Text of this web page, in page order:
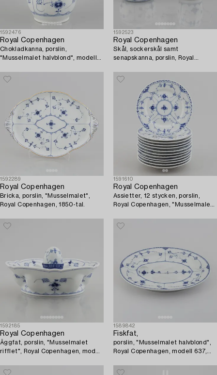
1592476
Royal Copenhagen
Chokladkanna, porslin,
"Musselmalet halvblond", modell
1592523
Royal Copenhagen
Skål, sockerskål samt
senapskanna, porslin, Royal
1898-1923 samt äldre skål.
1592289
Royal Copenhagen
Bricka, porslin, "Musselmalet",
Royal Copenhagen, 1850-tal.
1591610
Royal Copenhagen
Assietter, 12 stycken, porslin,
Royal Copenhagen, "Musselmalet
1592185
Royal Copenhagen
Äggfat, porslin, "Musselmalet
rifflet", Royal Copenhagen, modell
1589842
Fiskfat,
porslin, "Musselmalet halvblond",
Royal Copenhagen, modell 637,